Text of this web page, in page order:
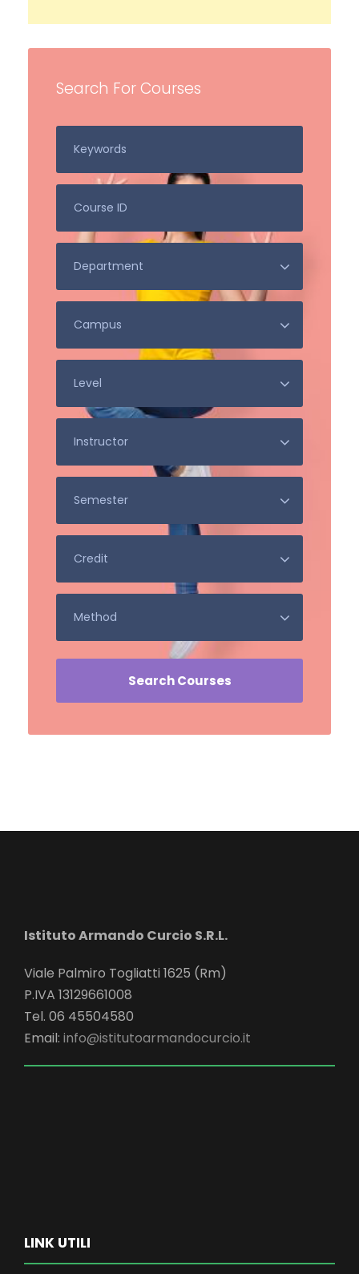
Search For Courses
Istituto Armando Curcio S.R.L.
Viale Palmiro Togliatti 1625 (Rm)
P.IVA 13129661008
Tel. 06 45504580
Email: info@istitutoarmandocurcio.it
LINK UTILI